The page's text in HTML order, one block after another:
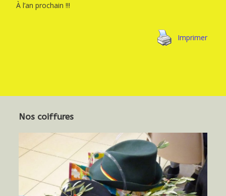
À l’an prochain !!!
Imprimer
Nos coiffures